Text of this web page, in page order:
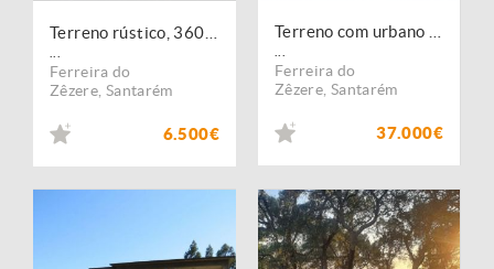
Ferreira do
Zêzere Santarém
6.500€
Ferreira do
Zêzere Santarém
37.000€